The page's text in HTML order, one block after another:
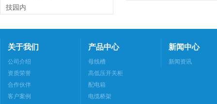
技园内
关于我们
公司介绍
资质荣誉
合作伙伴
客户案例
产品中心
母线槽
高低压开关柜
配电箱
电缆桥架
新闻中心
新闻资讯